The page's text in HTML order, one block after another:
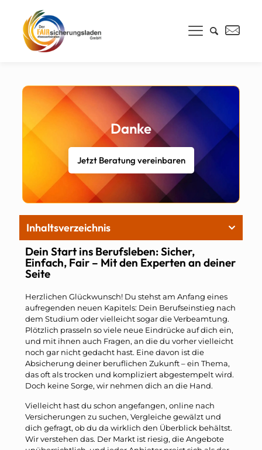
Danke
Jetzt Beratung vereinbaren
Dein Start ins Berufsleben: Sicher,
Einfach, Fair – Mit den Experten an deiner
Seite
Herzlichen Glückwunsch! Du stehst am Anfang eines
aufregenden neuen Kapitels: Dein Berufseinstieg nach
dem Studium oder vielleicht sogar die Verbeamtung.
Plötzlich prasseln so viele neue Eindrücke auf dich ein,
und mit ihnen auch Fragen, an die du vorher vielleicht
noch gar nicht gedacht hast. Eine davon ist die
Absicherung deiner beruflichen Zukunft – ein Thema,
das oft als trocken und kompliziert abgestempelt wird.
Doch keine Sorge, wir nehmen dich an die Hand.
Vielleicht hast du schon angefangen, online nach
Versicherungen zu suchen, Vergleiche gewälzt und
dich gefragt, ob du da wirklich den Überblick behältst.
Wir verstehen das. Der Markt ist riesig, die Angebote
Inhaltsverzeichnis